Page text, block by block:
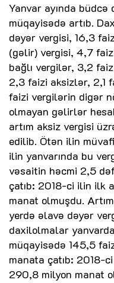
Yanvar ayında
müqayisədə artıb.
dəyər vergisi, 16,3
(gəlir) vergisi, 4,7
bağlı vergilər, 3,2
2,3 faizi aksizlər, 2,1
faizi vergilərin digər
olmayan gəlirlər
artım aksiz vergisi
edilib. Ötən ilin
ilin yanvarında bu
vəsaitin həcmi 2,5
çatıb: 2018-ci ilin ilk
manat olmuşdu.
yerdə əlavə dəyər
daxilolmalar
müqayisədə 145,5
manata çatıb: 2018-
290,8 milyon manat